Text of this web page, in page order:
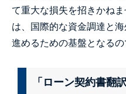
て重大な損失を招きかね
は、国際的な資金調達と
進めるための基盤となるの
「ローン契約書翻